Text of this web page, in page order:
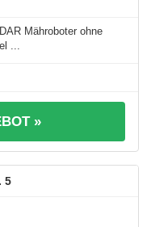
Mähroboter ohne
...
»
5